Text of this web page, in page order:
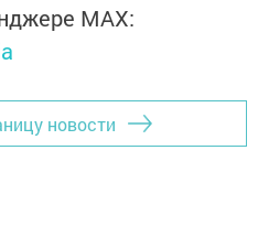
MАХ:
новости